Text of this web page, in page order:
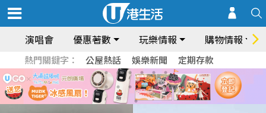
演唱會 優惠著數 玩樂情報 購物情報
熱門關鍵字： 公屋熱話 娛樂新聞 定期存款